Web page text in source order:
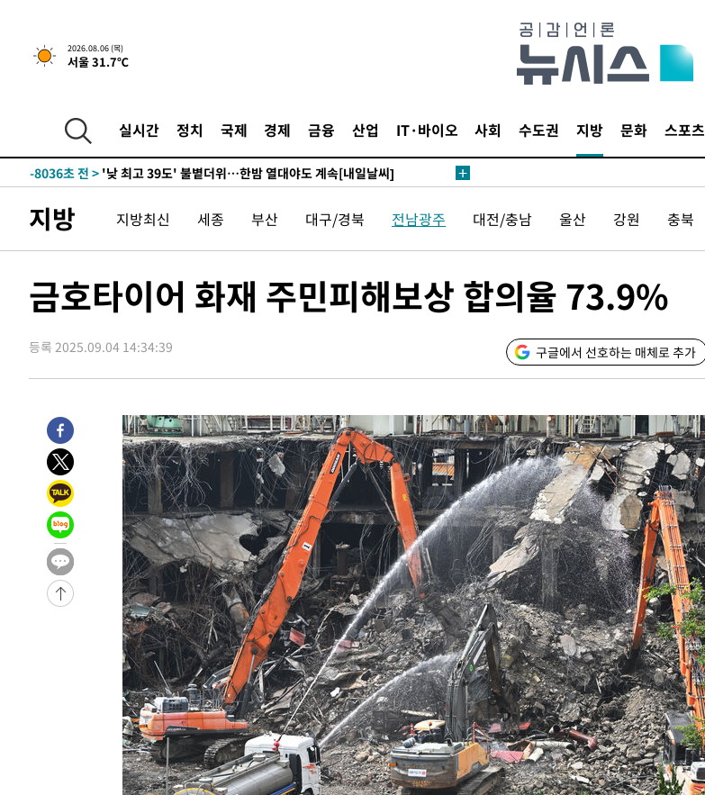
2026.08.06 (목)
서울 31.7℃
실시간 정치 국제 경제 금융 산업 IT·바이오 사회 수도권 지방 문화 스포츠
-25460초 전 >경찰, '홍명보는 2순위' 결론냈던 스포츠윤리센터도 압수수색
-11056초 전 >[속보]합참 "北 발사체는 단거리탄도미사일…감시·경계태세 강
-9234초 전 >
[속보] SKT, 에이닷 서비스 장애 발생…"원인 파악 중"
-8640초 전 >
-8036초 전 > '낮 최고 39도' 불볕더위…한밤 열대야도 계속[내일날씨]
-7657초 전 >
"韓 외환시장 개입 관측 배경엔 美의 대한국 무역적자 있어"
-7484초 전 >'월드컵 탈락 후폭풍' 축구협회…초유의 압수수색에 '충격·당황'
-6886초 전 > [속보]종합특검, 대검 추가 압수수색…내란 중요임무종사 혐의
-2911초 전 >[속보]코스피, 301.88포인트(4.58%) 내린 6296.38 마감
-2776초 전 >[속보]원·달러 환율, 0.7원 내린 1423.8원 마감
43분 전 >
손흥민, 5경기 연속골 실패…LAFC는 승부차기 끝 과달라하라 격파
2시간 전 >
내일까지 39도 '펄펄'…기상청 "태풍 지나며 폭염 잠시 꺾인다"
-28566초 전 >
'월드컵 탈락 후폭풍' 축구협회…11시간 걸린 초유의 압수수색(종
-28002초 전 >
[속보] 뉴욕증시, 혼조 출발…나스닥 0.3%↓, 다우 0.14%↑
-26795초 전 >
축구협회, 15년 전 심판 성 접대 파문에 "현재는 내부 지침 준수"
-25480초 전 >
경찰, '홍명보는 2순위' 결론냈던 스포츠윤리센터도 압수수색
-11076초 전 >
[속보]합참 "北 발사체는 단거리탄도미사일…감시·경계태세 강
화"
-10824초 전 >
日방위성, 北이 동해로 쏜 발사체는 탄도미사일 가능성
[속보] SKT, 에이닷 서비스 장애 발생…"원인 파악 중"
[속보]합참 "북, 동해상으로 미상 발사체 발사"
'낮 최고 39도' 불볕더위…한밤 열대야도 계속[내일날씨]
[속보]7~9일 프로야구 3연전도 폭염 취소…11일 재개
"韓 외환시장 개입 관측 배경엔 美의 대한국 무역적자 있어"
'월드컵 탈락 후폭풍' 축구협회…초유의 압수수색에 '충격·당황'
서울 낮 37.9도, 올여름 최고치 경신…영등포 순간 '40도'
지방 지방최신 세종 부산 대구/경북 전남광주 대전/충남 울산 강원 충북
금호타이어 화재 주민피해보상 합의율 73.9%
등록 2025.09.04 14:34:39 구글에서 선호하는 매체로 추가